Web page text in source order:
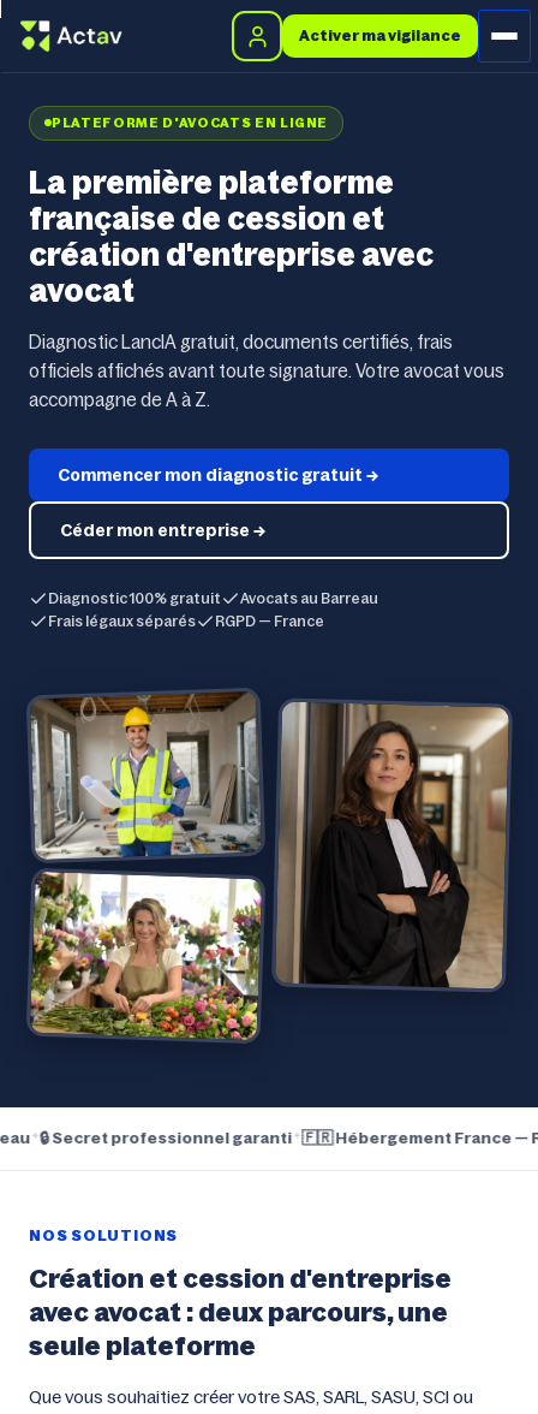
Activer ma vigilance
PLATEFORME D'AVOCATS EN LIGNE
La première plateforme
française de cession et
création d'entreprise avec
avocat
Diagnostic LancIA gratuit, documents certifiés, frais
officiels affichés avant toute signature. Votre avocat vous
accompagne de A à Z.
Commencer mon diagnostic gratuit →
Céder mon entreprise →
Diagnostic 100% gratuit
Avocats au Barreau
Frais légaux séparés
RGPD — France
🔒 Secret professionnel garanti✦🇫🇷 Hébergement France —
NOS SOLUTIONS
Création et cession d'entreprise
avec avocat : deux parcours, une
seule plateforme
Que vous souhaitiez créer votre SAS, SARL, SASU, SCI ou